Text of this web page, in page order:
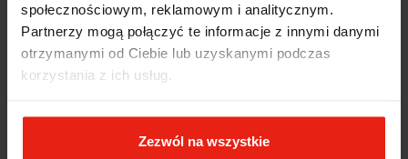
społecznościowym, reklamowym i analitycznym.
Partnerzy mogą połączyć te informacje z innymi danymi
otrzymanymi od Ciebie lub uzyskanymi podczas
korzystania z ich usług.
Zezwól na wszystkie
Agnieszka zweryfikowano
5
Ekspresowa dostawa, przystępna cena👍️